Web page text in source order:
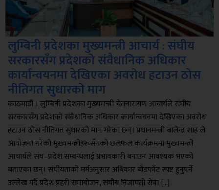
लुम्बिनी प्रदेशका मुख्यमन्त्री आचार्य : संघीय
सरकारसँग प्रदेशको संवैधानिक अधिकार
कार्यान्वयनमा देखिएका अवरोध हटाउन ठोस
नीतिगत सुधारको माग
काठमाडौं । लुम्बिनी प्रदेशका मुख्यमन्त्री चेतनारायण आचार्यले संघीय
सरकारसँग प्रदेशको संवैधानिक अधिकार कार्यान्वयनमा देखिएका अवरोध
हटाउन ठोस नीतिगत सुधारको माग गरेका छन्। प्रधानमन्त्री बालेन्द्र शाह ले
आयोजना गरेको मुख्यमन्त्रीहरूसँगको छलफल कार्यक्रममा मुख्यमन्त्री
आचार्यले संघ–प्रदेश सम्बन्धलाई प्रभावकारी बनाउन आवश्यक भएको
बताएका छन्। संघीयताको मर्मअनुसार अधिकार बाँडफाँट स्पष्ट हुनुपर्ने
उल्लेख गर्दै प्रदेश प्रहरी समायोजन, संघीय निजामती सेवा […]